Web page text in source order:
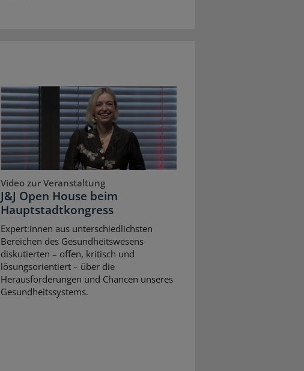
Video zur Veranstaltung
J&J Open House beim
Hauptstadtkongress
Expert:innen aus unterschiedlichsten
Bereichen des Gesundheitswesens
diskutierten – offen, kritisch und
lösungsorientiert – über die
Herausforderungen und Chancen unseres
Gesundheitssystems.